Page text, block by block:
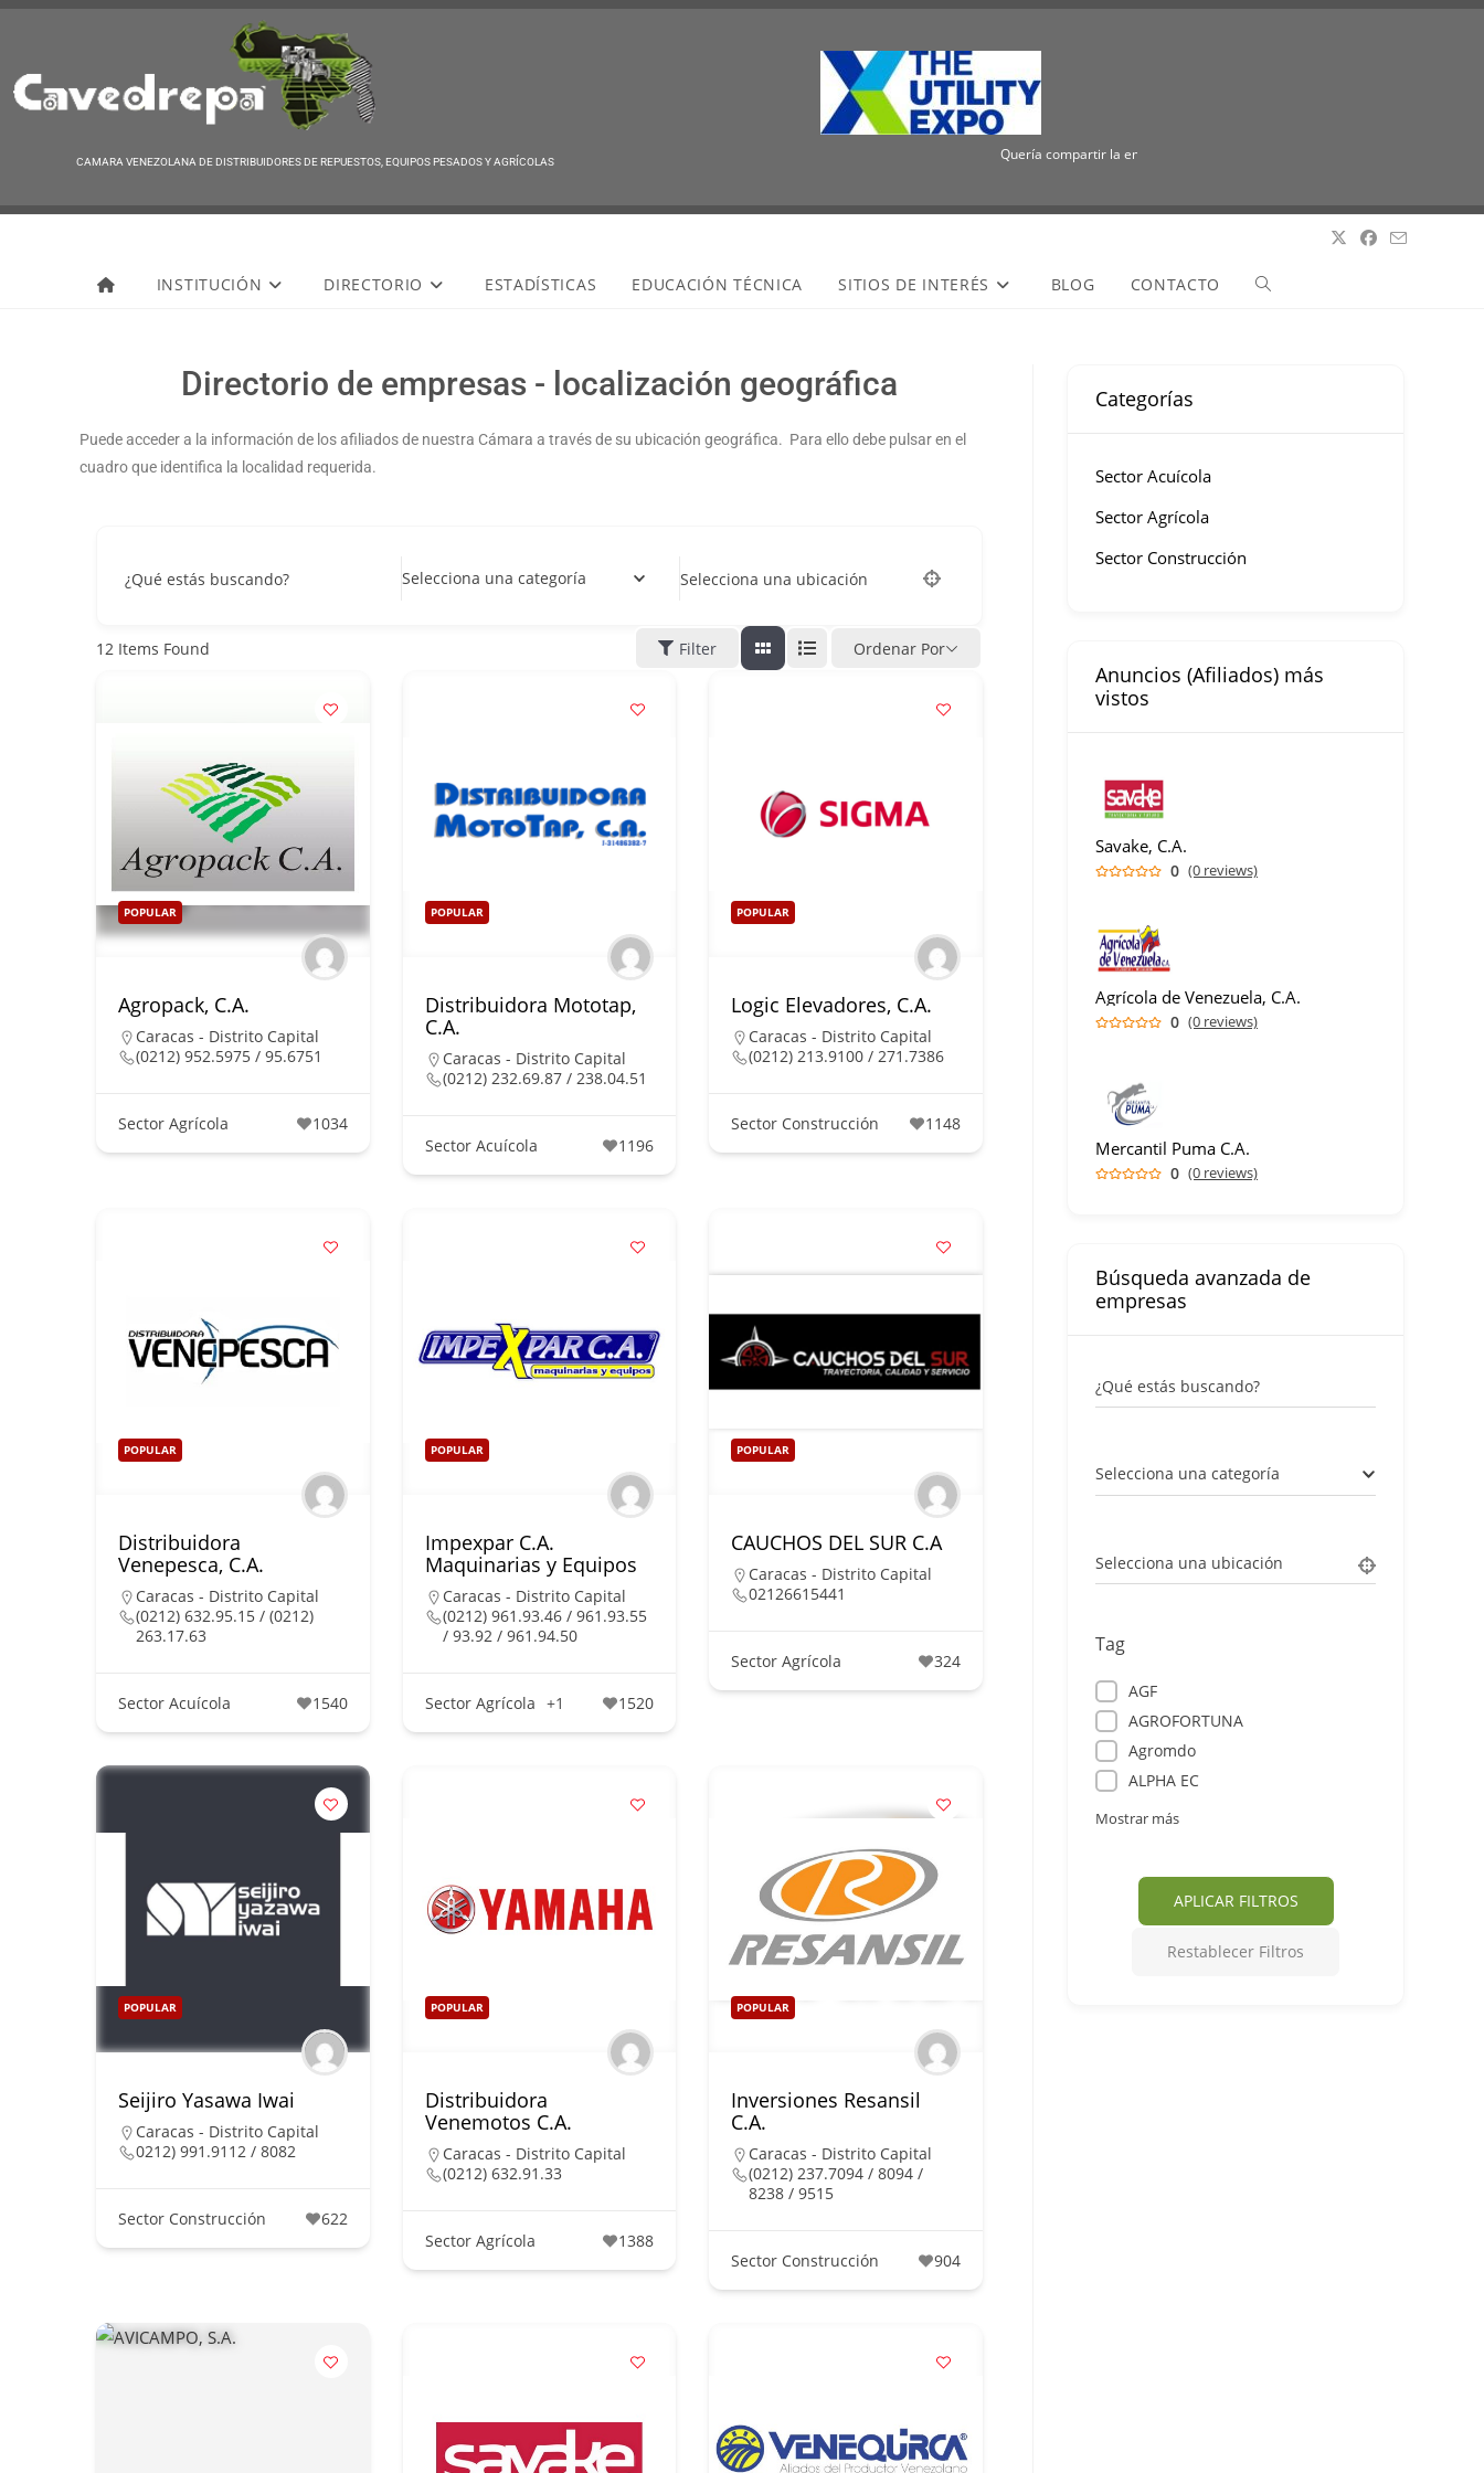
CAMARA VENEZOLANA DE DISTRIBUIDORES DE REPUESTOS, EQUIPOS PESADOS Y AGRÍCOLAS Quería compartir la emocionante noticia de que ICUEE tiene un nuevo nombre,
INSTITUCIÓN DIRECTORIO ESTADÍSTICAS EDUCACIÓN TÉCNICA SITIOS DE INTERÉS BLOG CONTACTO
Directorio de empresas - localización geográfica
Puede acceder a la información de los afiliados de nuestra Cámara a través de su ubicación geográfica. Para ello debe pulsar en el
cuadro que identifica la localidad requerida.
¿Qué estás buscando? Selecciona una categoría Selecciona una ubicación
12 Items Found Filter Ordenar Por
POPULAR
Agropack, C.A.
Caracas - Distrito Capital
(0212) 952.5975 / 95.6751
Sector Agrícola 1034
POPULAR
Distribuidora Mototap,
C.A.
Caracas - Distrito Capital
(0212) 232.69.87 / 238.04.51
Sector Acuícola 1196
POPULAR
Logic Elevadores, C.A.
Caracas - Distrito Capital
(0212) 213.9100 / 271.7386
Sector Construcción 1148
POPULAR
Distribuidora
Venepesca, C.A.
Caracas - Distrito Capital
(0212) 632.95.15 / (0212)
263.17.63
Sector Acuícola 1540
POPULAR
Impexpar C.A.
Maquinarias y Equipos
Caracas - Distrito Capital
(0212) 961.93.46 / 961.93.55
/ 93.92 / 961.94.50
Sector Agrícola +1 1520
POPULAR
CAUCHOS DEL SUR C.A
Caracas - Distrito Capital
02126615441
Sector Agrícola 324
POPULAR
Seijiro Yasawa Iwai
Caracas - Distrito Capital
0212) 991.9112 / 8082
Sector Construcción 622
POPULAR
Distribuidora
Venemotos C.A.
Caracas - Distrito Capital
(0212) 632.91.33
Sector Agrícola 1388
POPULAR
Inversiones Resansil
C.A.
Caracas - Distrito Capital
(0212) 237.7094 / 8094 /
8238 / 9515
Sector Construcción 904
Categorías
Sector Acuícola
Sector Agrícola
Sector Construcción
Anuncios (Afiliados) más
vistos
Savake, C.A.
0 (0 reviews)
Agrícola de Venezuela, C.A.
0 (0 reviews)
Mercantil Puma C.A.
0 (0 reviews)
Búsqueda avanzada de
empresas
¿Qué estás buscando?
Selecciona una categoría
Selecciona una ubicación
Tag
AGF
AGROFORTUNA
Agromdo
ALPHA EC
Mostrar más
APLICAR FILTROS
Restablecer Filtros